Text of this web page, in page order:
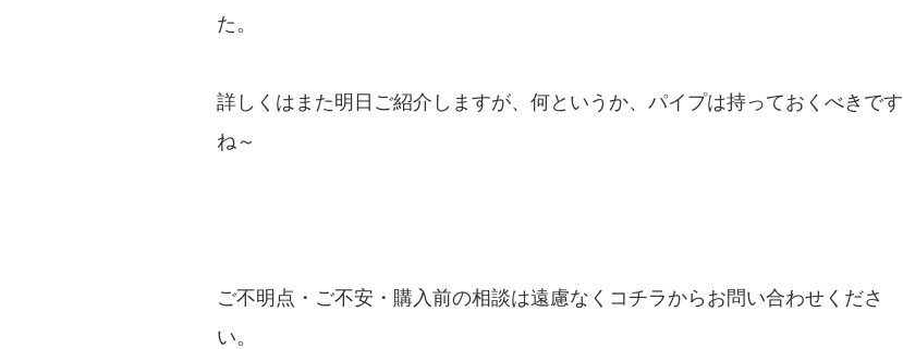
た。
詳しくはまた明日ご紹介しますが、何というか、パイプは持っておくべきです
ね～
ご不明点・ご不安・購入前の相談は遠慮なくコチラからお問い合わせくださ
い。